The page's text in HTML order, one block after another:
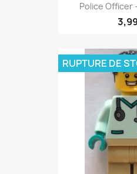
Police Officer
RUPTURE DE